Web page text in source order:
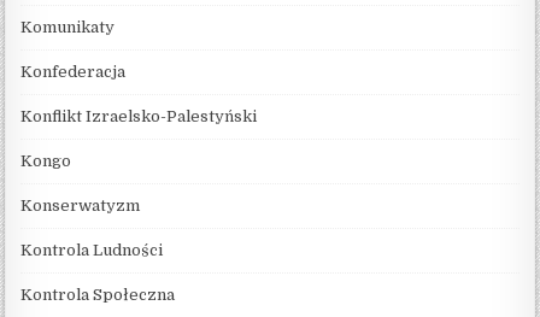
Komunikaty
Konfederacja
Konflikt Izraelsko-Palestyński
Kongo
Konserwatyzm
Kontrola Ludności
Kontrola Społeczna